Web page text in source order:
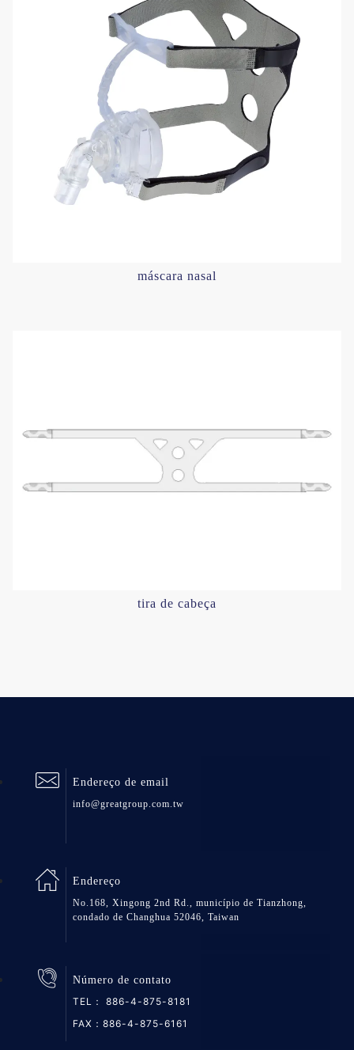
máscara nasal
tira de cabeça
Endereço de email
info@greatgroup.com.tw
Endereço
No.168, Xingong 2nd Rd., município de Tianzhong,
condado de Changhua 52046, Taiwan
Número de contato
TEL： 886-4-875-8181
FAX：886-4-875-6161